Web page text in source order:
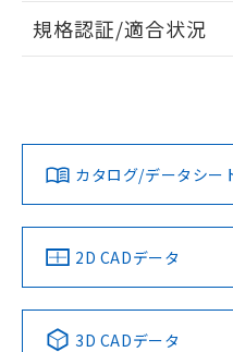
ログイ
ダウンロードデータをご利
みください。
ソフトウェアの使用条件
EU RoHS 注意事項・凡
対応済み
中国 RoHS 注意事項・
規格認証/適合状況
LR型式承認
（イギリス
船舶規格）
DNV型式
（ノルウ
Yes No
カタログ/データシー
2D CADデータ
3D CADデータ
していることから、
り、2022年1月12